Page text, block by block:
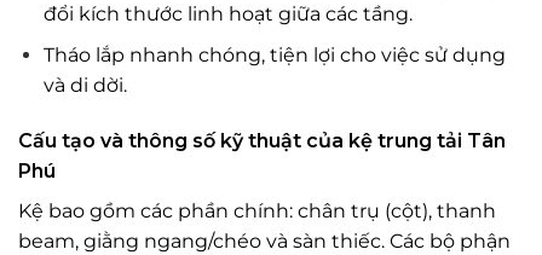
đổi kích thước linh hoạt giữa các tầng.
Tháo lắp nhanh chóng, tiện lợi cho việc sử dụng
và di dời.
Cấu tạo và thông số kỹ thuật của kệ trung tải Tân
Phú
Kệ bao gồm các phần chính: chân trụ (cột), thanh
beam, giằng ngang/chéo và sàn thiếc. Các bộ phận